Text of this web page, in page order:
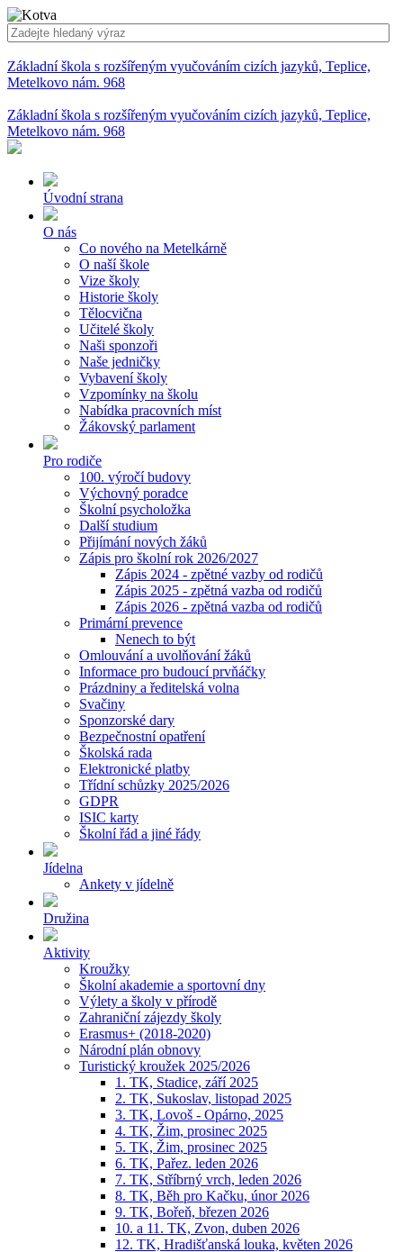
Základní škola s rozšířeným vyučováním cizích jazyků, Teplice,
Metelkovo nám. 968
Základní škola s rozšířeným vyučováním cizích jazyků, Teplice,
Metelkovo nám. 968
Úvodní strana
O nás
Co nového na Metelkárně
O naší škole
Vize školy
Historie školy
Tělocvična
Učitelé školy
Naši sponzoři
Naše jedničky
Vybavení školy
Vzpomínky na školu
Nabídka pracovních míst
Žákovský parlament
Pro rodiče
100. výročí budovy
Výchovný poradce
Školní psycholožka
Další studium
Přijímání nových žáků
Zápis pro školní rok 2026/2027
Zápis 2024 - zpětné vazby od rodičů
Zápis 2025 - zpětná vazba od rodičů
Zápis 2026 - zpětná vazba od rodičů
Primární prevence
Nenech to být
Omlouvání a uvolňování žáků
Informace pro budoucí prvňáčky
Prázdniny a ředitelská volna
Svačiny
Sponzorské dary
Bezpečnostní opatření
Školská rada
Elektronické platby
Třídní schůzky 2025/2026
GDPR
ISIC karty
Školní řád a jiné řády
Jídelna
Ankety v jídelně
Družina
Aktivity
Kroužky
Školní akademie a sportovní dny
Výlety a školy v přírodě
Zahraniční zájezdy školy
Erasmus+ (2018-2020)
Národní plán obnovy
Turistický kroužek 2025/2026
1. TK, Stadice, září 2025
2. TK, Sukoslav, listopad 2025
3. TK, Lovoš - Opárno, 2025
4. TK, Žim, prosinec 2025
5. TK, Žim, prosinec 2025
6. TK, Pařez. leden 2026
7. TK, Stříbrný vrch, leden 2026
8. TK, Běh pro Kačku, únor 2026
9. TK, Bořeň, březen 2026
10. a 11. TK, Zvon, duben 2026
12. TK, Hradišťanská louka, květen 2026